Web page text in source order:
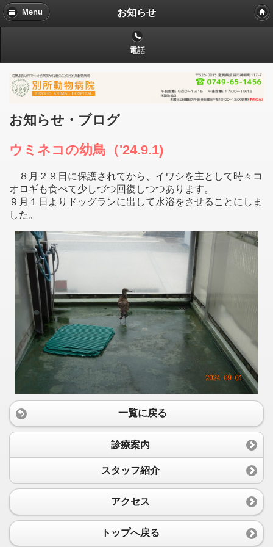
Menu お知らせ
電話
お知らせ・ブログ
ウミネコの幼鳥（'24.9.1)
８月２９日に保護されてから、イワシを主として時々コ
オロギも食べて少しづつ回復しつつあります。
９月１日よりドッグランに出して水浴をさせることにしま
した。
一覧に戻る
診療案内
スタッフ紹介
アクセス
トップへ戻る